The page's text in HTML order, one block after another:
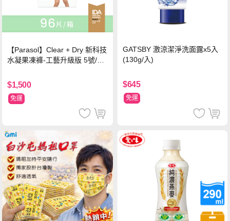
【Parasol】Clear + Dry 新科技
水凝果凍褲-工藝升級版 5號/XL
$1,500
免運
GATSBY 激涼潔淨洗面露x5入
(130g/入)
$645
免運